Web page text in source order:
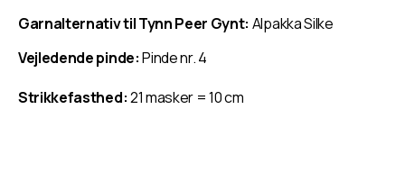
Garnalternativ til Tynn Peer Gynt: Alpakka Silke
Vejledende pinde:Pinde nr. 4
Strikkefasthed:21 masker = 10 cm